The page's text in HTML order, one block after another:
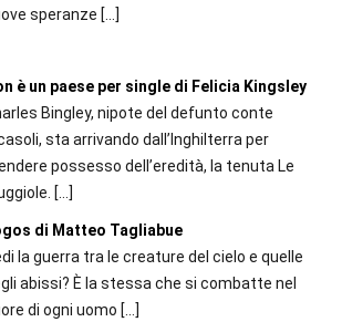
speranze […]
è un paese per single di Felicia Kingsley
Bingley, nipote del defunto conte
sta arrivando dall’Inghilterra per
possesso dell’eredità, la tenuta Le
[…]
di Matteo Tagliabue
la guerra tra le creature del cielo e quelle
abissi? È la stessa che si combatte nel
di ogni uomo […]